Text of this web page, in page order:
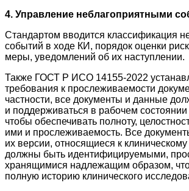
4. Управление неблагоприятными
Стандартом вводится классификация
событий в ходе КИ, порядок оценки
меры, уведомлений об их наступлении.
Также ГОСТ Р ИСО 14155-2022
требования к прослеживаемости
частности, все документы и данные
и поддерживаться в рабочем
чтобы обеспечивать полноту,
ими и прослеживаемость. Все
их версии, относящиеся к
должны быть идентифицируемыми,
хранящимися надлежащим образом,
полную историю клинического